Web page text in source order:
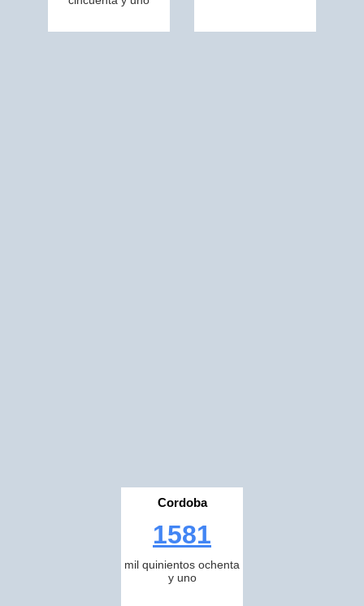
Cordoba
1581
mil quinientos ochenta
y uno